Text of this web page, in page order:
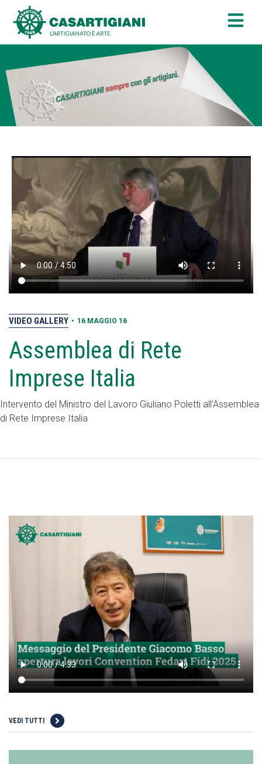
VIDEO GALLERY • 16 MAGGIO 16
Assemblea di Rete
Imprese Italia
Intervento del Ministro del Lavoro Giuliano Poletti all’Assemblea
di Rete Imprese Italia
VEDI TUTTI